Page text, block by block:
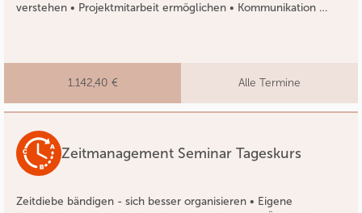
verstehen • Projektmitarbeit ermöglichen • Kommunikation …
1.142,40 € Alle Termine
Zeitmanagement Seminar Tageskurs
Zeitdiebe bändigen - sich besser organisieren • Eigene